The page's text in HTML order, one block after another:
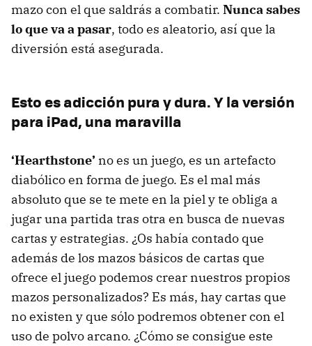
mazo con el que saldrás a combatir. Nunca sabes
lo que va a pasar, todo es aleatorio, así que la
diversión está asegurada.
Esto es adicción pura y dura. Y la versión
para iPad, una maravilla
‘Hearthstone’ no es un juego, es un artefacto
diabólico en forma de juego. Es el mal más
absoluto que se te mete en la piel y te obliga a
jugar una partida tras otra en busca de nuevas
cartas y estrategias. ¿Os había contado que
además de los mazos básicos de cartas que
ofrece el juego podemos crear nuestros propios
mazos personalizados? Es más, hay cartas que
no existen y que sólo podremos obtener con el
uso de polvo arcano. ¿Cómo se consigue este